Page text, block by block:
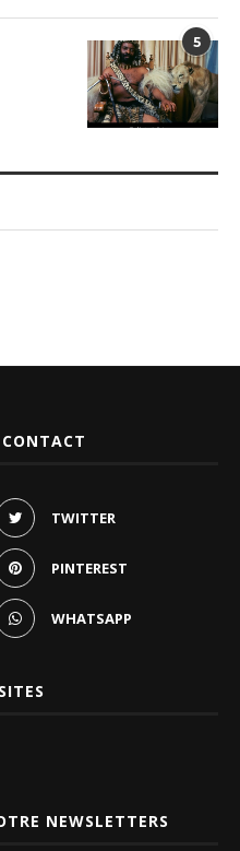
5
TWITTER
PINTEREST
WHATSAPP
NEWSLETTERS